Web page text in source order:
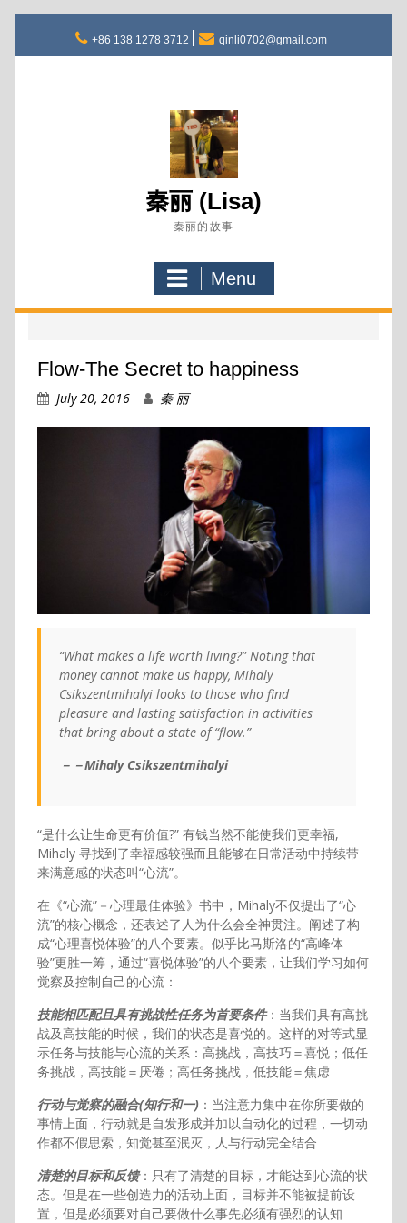
content
+86 138 1278 3712 qinli0702@gmail.com
秦丽 (Lisa)
秦丽的故事
Menu
Flow-The Secret to happiness
July 20, 2016 秦 丽
“What makes a life worth living?” Noting that
money cannot make us happy, Mihaly
Csikszentmihalyi looks to those who find
pleasure and lasting satisfaction in activities
that bring about a state of “flow.”
－－Mihaly Csikszentmihalyi
“是什么让生命更有价值?” 有钱当然不能使我们更幸福,
Mihaly 寻找到了幸福感较强而且能够在日常活动中持续带
来满意感的状态叫“心流”。
在《“心流”－心理最佳体验》书中，Mihaly不仅提出了“心
流”的核心概念，还表述了人为什么会全神贯注。阐述了构
成“心理喜悦体验”的八个要素。似乎比马斯洛的“高峰体
验”更胜一筹，通过“喜悦体验”的八个要素，让我们学习如何
觉察及控制自己的心流：
技能相匹配且具有挑战性任务为首要条件：当我们具有高挑
战及高技能的时候，我们的状态是喜悦的。这样的对等式显
示任务与技能与心流的关系：高挑战，高技巧＝喜悦；低任
务挑战，高技能＝厌倦；高任务挑战，低技能＝焦虑
行动与觉察的融合(知行和一)：当注意力集中在你所要做的
事情上面，行动就是自发形成并加以自动化的过程，一切动
作都不假思索，知觉甚至泯灭，人与行动完全结合
清楚的目标和反馈：只有了清楚的目标，才能达到心流的状
态。但是在一些创造力的活动上面，目标并不能被提前设
置，但是必须要对自己要做什么事先必须有强烈的认知